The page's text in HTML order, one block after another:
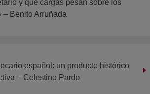
y qué cargas pesan sobre los
– Benito Arruñada
español: un producto histórico
– Celestino Pardo